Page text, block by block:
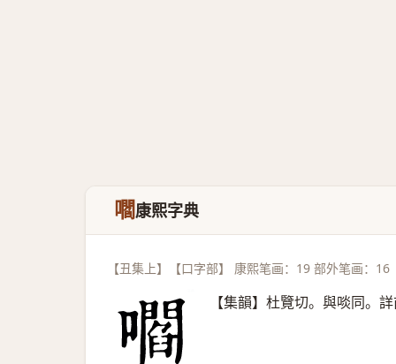
嚪康熙字典
【丑集上】【口字部】 康熙笔画：19 部外笔画：16
【集韻】杜覽切。與啖同。詳